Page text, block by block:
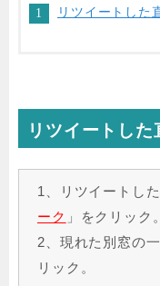
リツイートした
リツイートし
1、リツイートし
ーク 」をクリック。
2、現れた別窓の
リック。